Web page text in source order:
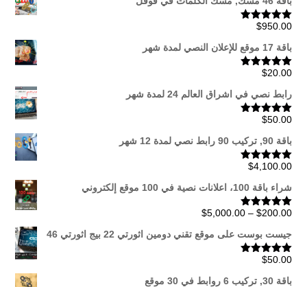
تم التقييم
$950.00
باقة 17 موقع للإعلان النصي لمدة شهر
تم التقييم
$20.00
رابط نصي في اشراق العالم 24 لمدة شهر
تم التقييم
$50.00
باقة 90, تركيب 90 رابط نصي لمدة 12 شهر
تم التقييم$4,100.00
شراء باقة 100، اعلانات نصية في 100 موقع إلكتروني
تم التقييم
$200.00
–
$5,000.00 نطاق
من
خلال
جيست بوست على موقع تقني دومين اثورتي 22 بيج اثورتي 46
تم التقييم
$50.00
باقة 30, تركيب 6 روابط في 30 موقع